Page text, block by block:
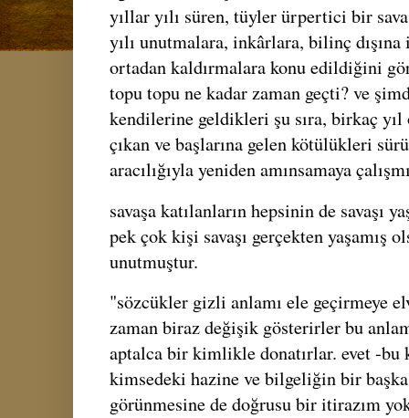
yıllar yılı süren, tüyler ürpertici bir
yılı unutmalara, inkârlara, bilinç
ortadan kaldırmalara konu edildiğini
topu topu ne kadar zaman geçti? ve
kendilerine geldikleri şu sıra, birkaç yıl
çıkan ve başlarına gelen kötülükleri
aracılığıyla yeniden amınsamaya
savaşa katılanların hepsinin de savaşı
pek çok kişi savaşı gerçekten yaşamış
unutmuştur.
"sözcükler gizli anlamı ele geçirmeye
zaman biraz değişik gösterirler bu
aptalca bir kimlikle donatırlar. evet -
kimsedeki hazine ve bilgeliğin bir
görünmesine de doğrusu bir itirazım